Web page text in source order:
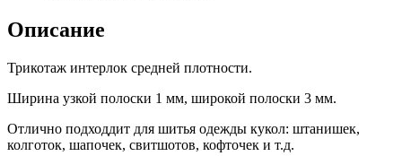
Описание
Трикотаж интерлок средней плотности.
Ширина узкой полоски 1 мм, широкой полоски 3 мм.
Отлично подходдит для шитья одежды кукол: штанишек,
колготок, шапочек, свитшотов, кофточек и т.д.